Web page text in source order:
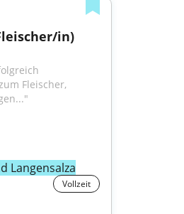
in)
abgeschlossene Ausbildung zum Fleischer,
Langensalza
Vollzeit